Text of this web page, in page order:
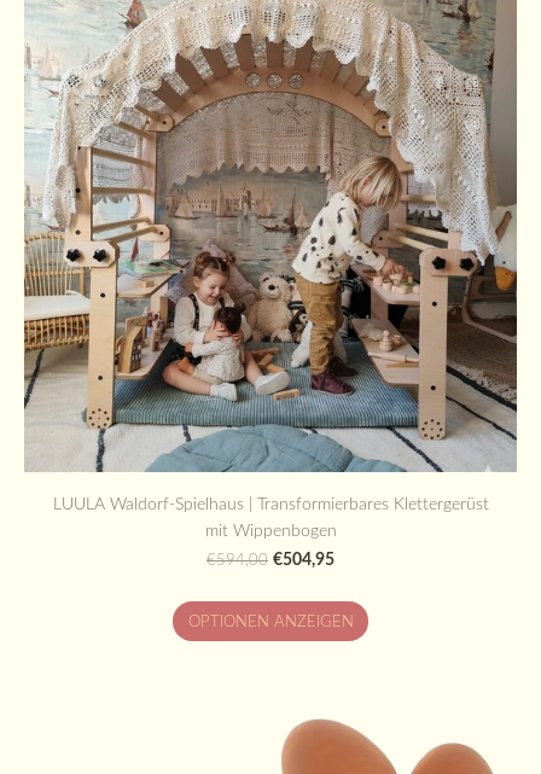
LUULA Waldorf-Spielhaus | Transformierbares Klettergerüst
mit Wippenbogen
€594,00 €504,95
OPTIONEN ANZEIGEN